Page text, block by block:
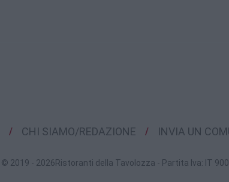
CHI SIAMO/REDAZIONE INVIA UN
© 2019 - 2026Ristoranti della Tavolozza - Partita Iva: IT